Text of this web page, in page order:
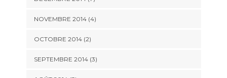
NOVEMBRE 2014(4)
OCTOBRE 2014(2)
SEPTEMBRE 2014(3)